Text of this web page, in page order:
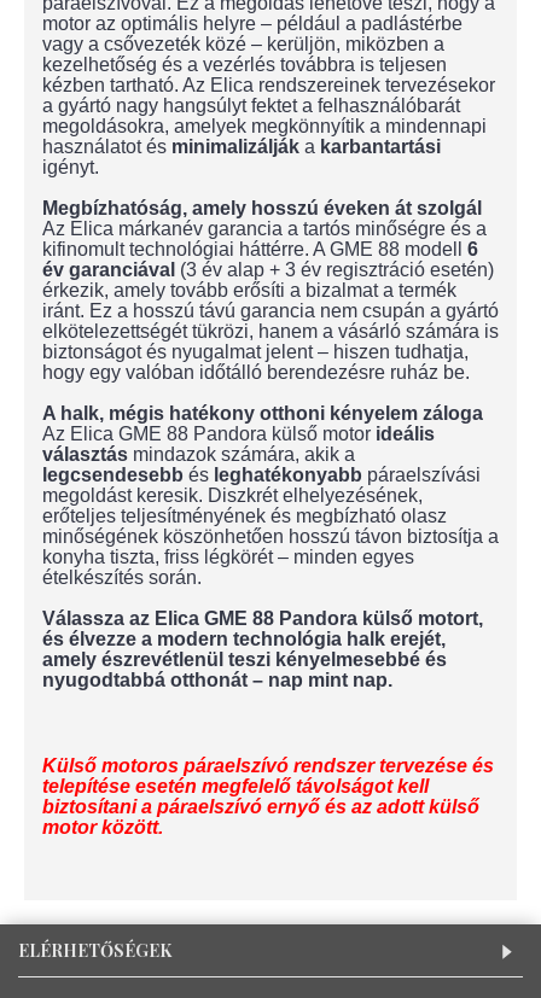
motor az optimális helyre – például a padlástérbe
vagy a csővezeték közé – kerüljön, miközben a
kezelhetőség és a vezérlés továbbra is teljesen
kézben tartható. Az Elica rendszereinek tervezésekor
a gyártó nagy hangsúlyt fektet a felhasználóbarát
megoldásokra, amelyek megkönnyítik a mindennapi
használatot és minimalizálják a karbantartási
igényt.
Megbízhatóság, amely hosszú éveken át szolgál
Az Elica márkanév garancia a tartós minőségre és a
kifinomult technológiai háttérre. A GME 88 modell 6
év garanciával (3 év alap + 3 év regisztráció esetén)
érkezik, amely tovább erősíti a bizalmat a termék
iránt. Ez a hosszú távú garancia nem csupán a gyártó
elkötelezettségét tükrözi, hanem a vásárló számára is
biztonságot és nyugalmat jelent – hiszen tudhatja,
hogy egy valóban időtálló berendezésre ruház be.
A halk, mégis hatékony otthoni kényelem záloga
Az Elica GME 88 Pandora külső motor ideális
választás mindazok számára, akik a
legcsendesebb és leghatékonyabb páraelszívási
megoldást keresik. Diszkrét elhelyezésének,
erőteljes teljesítményének és megbízható olasz
minőségének köszönhetően hosszú távon biztosítja a
konyha tiszta, friss légkörét – minden egyes
ételkészítés során.
Válassza az Elica GME 88 Pandora külső motort,
és élvezze a modern technológia halk erejét,
amely észrevétlenül teszi kényelmesebbé és
nyugodtabbá otthonát – nap mint nap.
Külső motoros páraelszívó rendszer tervezése és
telepítése esetén megfelelő távolságot kell
biztosítani a páraelszívó ernyő és az adott külső
motor között.
ELÉRHETŐSÉGEK